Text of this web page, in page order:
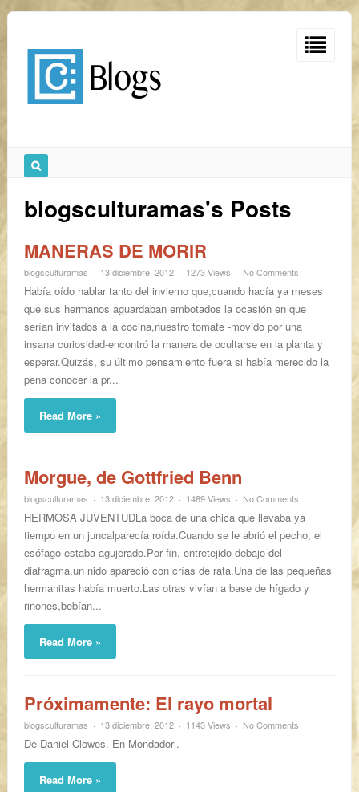
blogsculturamas's Posts
MANERAS DE MORIR
blogsculturamas 13 diciembre, 2012 1273 Views No Comments
Había oído hablar tanto del invierno que,cuando hacía ya meses
que sus hermanos aguardaban embotados la ocasión en que
serían invitados a la cocina,nuestro tomate -movido por una
insana curiosidad-encontró la manera de ocultarse en la planta y
esperar.Quizás, su último pensamiento fuera si había merecido la
pena conocer la pr...
Read More »
Morgue, de Gottfried Benn
blogsculturamas 13 diciembre, 2012 1489 Views No Comments
HERMOSA JUVENTUDLa boca de una chica que llevaba ya
tiempo en un juncalparecía roída.Cuando se le abrió el pecho, el
esófago estaba agujerado.Por fin, entretejido debajo del
diafragma,un nido apareció con crías de rata.Una de las pequeñas
hermanitas había muerto.Las otras vivían a base de hígado y
riñones,bebían...
Read More »
Próximamente: El rayo mortal
blogsculturamas 13 diciembre, 2012 1143 Views No Comments
De Daniel Clowes. En Mondadori.
Read More »